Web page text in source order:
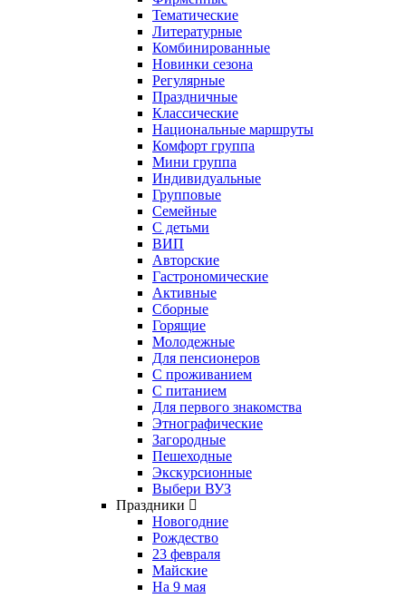
Тематические
Литературные
Комбинированные
Новинки сезона
Регулярные
Праздничные
Классические
Национальные маршруты
Комфорт группа
Мини группа
Индивидуальные
Групповые
Семейные
С детьми
ВИП
Авторские
Гастрономические
Активные
Сборные
Горящие
Молодежные
Для пенсионеров
С проживанием
С питанием
Для первого знакомства
Этнографические
Загородные
Пешеходные
Экскурсионные
Выбери ВУЗ
Праздники
Новогодние
Рождество
23 февраля
Майские
На 9 мая